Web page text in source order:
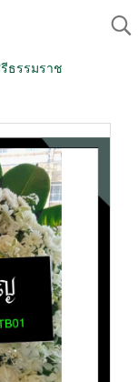
ธรรมราช